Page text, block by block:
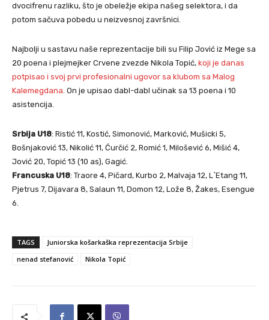
dvocifrenu razliku, što je obeležje ekipa našeg selektora, i da
potom sačuva pobedu u neizvesnoj završnici.
Najbolji u sastavu naše reprezentacije bili su Filip Jović iz Mege sa
20 poena i plejmejker Crvene zvezde Nikola Topić, koji je danas
potpisao i svoj prvi profesionalni ugovor sa klubom sa Malog
Kalemegdana . On je upisao dabl-dabl učinak sa 13 poena i 10
asistencija.
Srbija U18: Ristić 11, Kostić, Simonović, Marković, Mušicki 5,
Bošnjaković 13, Nikolić 11, Ćurčić 2, Romić 1, Milošević 6, Mišić 4,
Jović 20, Topić 13 (10 as), Gagić.
Francuska U18: Traore 4, Pičard, Kurbo 2, Malvaja 12, L`Etang 11,
Pjetrus 7, Dijavara 8, Salaun 11, Domon 12, Lože 8, Žakes, Esengue
6.
TAGS
Juniorska košarkaška reprezentacija Srbije
nenad stefanović
Nikola Topić